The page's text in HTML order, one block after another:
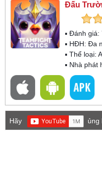
Đấu
▪ Đánh giá:
▪ HĐH: Đa
▪ Thể loại:
▪ Nhà phát
Hãy
ủng